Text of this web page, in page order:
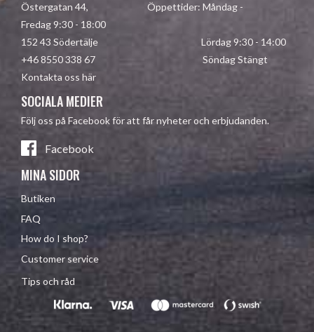
Östergatan 44, Öppettider: Måndag -
Fredag 9:30 - 18:00
152 43 Södertälje Lördag 9:30 - 14:00
+46 8550 338 67 Söndag Stängt
Kontakta oss här
SOCIALA MEDIER
Följ oss på Facebook för att får nyheter och erbjudanden.
Facebook
MINA SIDOR
Butiken
FAQ
How do I shop?
Customer service
Tips och råd